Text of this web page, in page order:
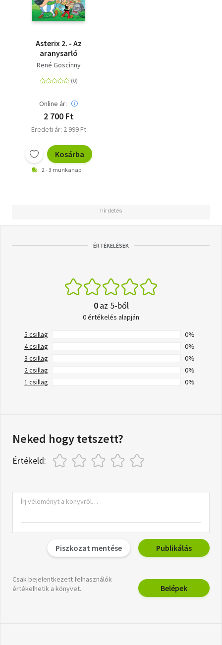
Asterix 2. - Az
aranysarló
René Goscinny
Online ár:
2 700 Ft
Eredeti ár: 2 999 Ft
Kosárba
2 - 3 munkanap
ÉRTÉKELÉSEK
0az 5-ből
0 értékelés alapján
5 csillag
0%
4 csillag
0%
3 csillag
0%
2 csillag
0%
1 csillag
0%
Neked hogy tetszett?
Értékeld:
Piszkozat mentése Publikálás
Csak bejelentkezett felhasználók
értékelhetik a könyvet.
Belépek